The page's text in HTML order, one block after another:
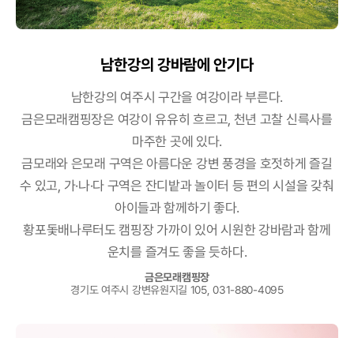
남한강의 강바람에 안기다
남한강의 여주시 구간을 여강이라 부른다.
금은모래캠핑장은 여강이 유유히 흐르고, 천년 고찰 신륵사를
마주한 곳에 있다.
금모래와 은모래 구역은 아름다운 강변 풍경을 호젓하게 즐길
수 있고, 가·나·다 구역은 잔디밭과 놀이터 등 편의 시설을 갖춰
아이들과 함께하기 좋다.
황포돛배나루터도 캠핑장 가까이 있어 시원한 강바람과 함께
운치를 즐겨도 좋을 듯하다.
금은모래캠핑장
경기도 여주시 강변유원지길 105, 031-880-4095